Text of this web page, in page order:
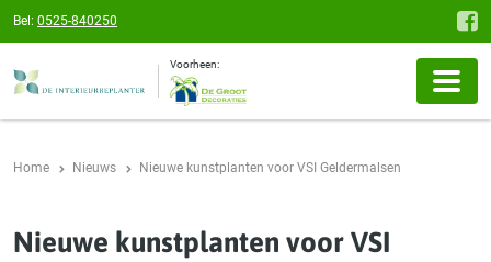
Bel: 0525-840250
Voorheen:
Home Nieuws Nieuwe kunstplanten voor VSI Geldermalsen
Nieuwe kunstplanten voor VSI